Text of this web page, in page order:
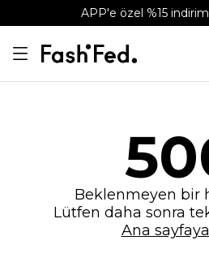
APP'e özel %15
Beklenmeyen bir
Lütfen daha sonra
Ana